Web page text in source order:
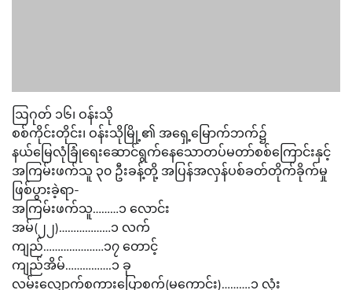
ဩဂုတ် ၁၆၊ ဝန်းသို
စစ်ကိုင်းတိုင်း၊ ဝန်းသိုမြို့၏ အရှေ့မြောက်ဘက်၌
နယ်မြေလုံခြုံရေးဆောင်ရွက်နေသောတပ်မတာ်စစ်ကြောင်းနှင့်
အကြမ်းဖက်သူ ၃၀ ဦးခန့်တို့ အပြန်အလှန်ပစ်ခတ်တိုက်ခိုက်မှု
ဖြစ်ပွားခဲ့ရာ-
အကြမ်းဖက်သူ………၁ လောင်း
အမ်(၂၂)………………၁ လက်
ကျည်…………………၁၇ တောင့်
ကျည်အိမ်…………….၁ ခု
လမ်းလျှောက်စကားပြောစက်(မကောင်း)……….၁ လုံး